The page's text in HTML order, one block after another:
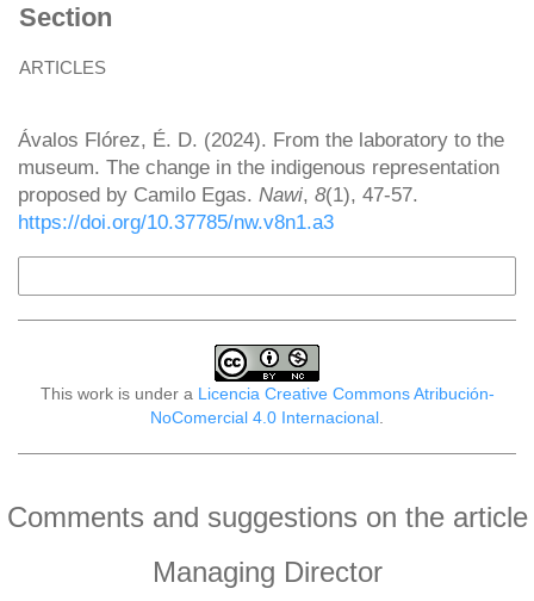
Section
ARTICLES
Ávalos Flórez, É. D. (2024). From the laboratory to the
museum. The change in the indigenous representation
proposed by Camilo Egas. Nawi, 8(1), 47-57.
https://doi.org/10.37785/nw.v8n1.a3
This work is under a Licencia Creative Commons Atribución-
NoComercial 4.0 Internacional
Comments and suggestions on the article
Managing Director